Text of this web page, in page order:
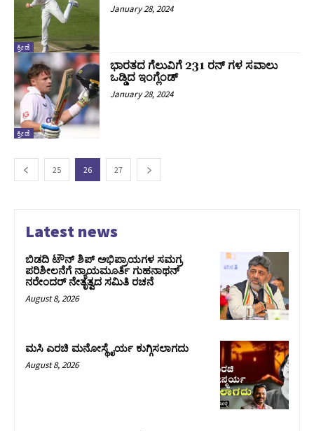
ಕ್ರೀಡೆ
January 28, 2024
ಕ್ರೀಡೆ
ಭಾರತದ ಗೆಲುವಿಗೆ 231 ರನ್ ಗಳ ಸವಾಲು
ಒಡ್ಡಿದ ಇಂಗ್ಲೆಂಡ್
January 28, 2024
25 26 27
Latest news
ಬಿಡದಿ ಟೌನ್ ಶಿಪ್ ಅಭಿಪ್ರಾಯಗಳ ಸಮಗ್ರ
ಪರಿಶೀಲನೆಗೆ ನ್ಯಾಯಮೂರ್ತಿ ಗುಹನಾಥನ್
ನರೇಂದರ್ ನೇತೃತ್ವದ ಸಮಿತಿ ರಚನೆ
August 8, 2026
ಮಸಿ ಎರಚಿ ಮನೋಸ್ಥೈರ್ಯ ಕುಗ್ಗಿಸಲಾಗದು
August 8, 2026